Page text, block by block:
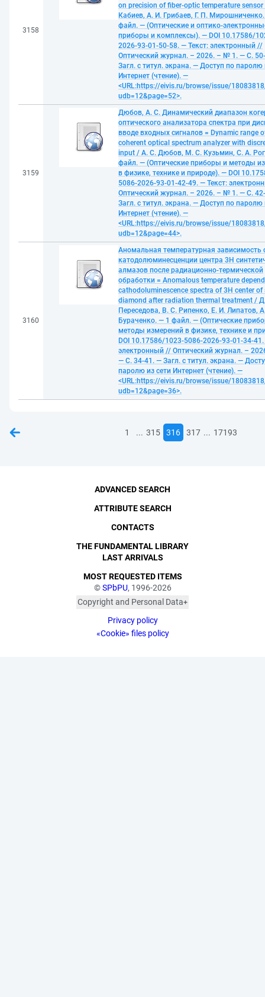
3158
on precision of fiber-optic temperature sensor
Кабиев, А. И. Грибаев, Г. П.
файл. — (Оптические и оптико-
приборы и комплексы). — DOI 10.17586/
2026-93-01-50-58. — Текст: электронный //
Оптический журнал. – 2026. – № 1. — С.
Загл. с титул. экрана. — Доступ по паролю
Интернет (чтение). —
<URL:https://eivis.ru/browse/issue/
udb=12&page=52>.
3159
Дюбов, А. С. Динамический диапазон
оптического анализатора спектра при
вводе входных сигналов = Dynamic range
coherent optical spectrum analyzer with
input / А. С. Дюбов, М. С. Кузьмин, С. А.
файл. — (Оптические приборы и методы
в физике, технике и природе). — DOI
5086-2026-93-01-42-49. — Текст:
Оптический журнал. – 2026. – № 1. — С.
Загл. с титул. экрана. — Доступ по паролю
Интернет (чтение). —
<URL:https://eivis.ru/browse/issue/
udb=12&page=44>.
3160
Аномальная температурная зависимость
катодолюминесценции центра 3H
алмазов после радиационно-термической
обработки = Anomalous temperature
cathodoluminescence spectra of 3H center of
diamond after radiation thermal treatment /
Переседова, В. С. Рипенко, Е. И. Липатов,
Бураченко. — 1 файл. — (Оптические
методы измерений в физике, технике и
DOI 10.17586/1023-5086-2026-93-01-34-41.
электронный // Оптический журнал. –
— С. 34-41. — Загл. с титул. экрана. —
паролю из сети Интернет (чтение). —
<URL:https://eivis.ru/browse/issue/
udb=12&page=36>.
1 ... 315 316 317 ... 17193
©SPbPU, 1996-2026
Copyright and Personal Data
published with the
consent of the individuals
Privacy policy
«Cookie» files policy
ADVANCED SEARCH
ATTRIBUTE SEARCH
CONTACTS
THE FUNDAMENTAL LIBRARY
LAST ARRIVALS
MOST REQUESTED ITEMS